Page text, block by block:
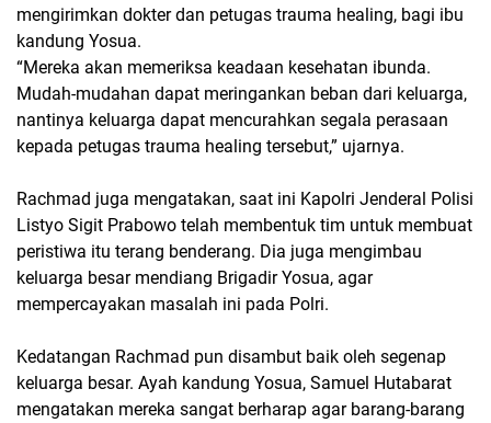
mengirimkan dokter dan petugas trauma healing, bagi ibu
kandung Yosua.
“Mereka akan memeriksa keadaan kesehatan ibunda.
Mudah-mudahan dapat meringankan beban dari keluarga,
nantinya keluarga dapat mencurahkan segala perasaan
kepada petugas trauma healing tersebut,” ujarnya.
Rachmad juga mengatakan, saat ini Kapolri Jenderal Polisi
Listyo Sigit Prabowo telah membentuk tim untuk membuat
peristiwa itu terang benderang. Dia juga mengimbau
keluarga besar mendiang Brigadir Yosua, agar
mempercayakan masalah ini pada Polri.
Kedatangan Rachmad pun disambut baik oleh segenap
keluarga besar. Ayah kandung Yosua, Samuel Hutabarat
mengatakan mereka sangat berharap agar barang-barang